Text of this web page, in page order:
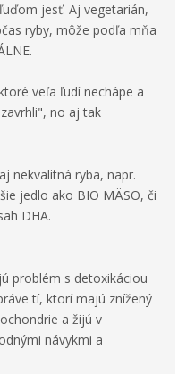
jesť. Aj vegetarián,
ryby, môže podľa mňa
.
veľa ľudí nechápe a
no aj tak
nekvalitná ryba, napr.
jedlo ako BIO MÄSO, či
DHA.
problém s detoxikáciou
tí, ktorí majú znížený
a žijú v
návykmi a